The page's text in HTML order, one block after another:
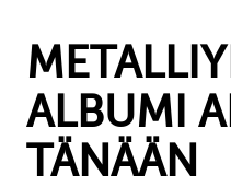
ALBUMI
TÄNÄÄN